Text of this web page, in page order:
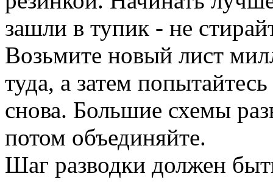
зашли в тупик - не
Возьмите новый лист
туда, а затем
снова. Большие схемы
потом объединяйте.
Шаг разводки должен